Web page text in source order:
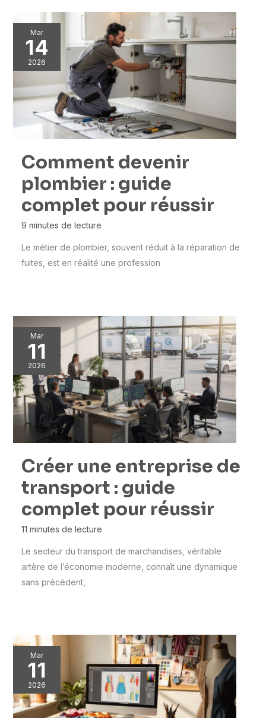
Mar
14
2026
Comment devenir
plombier : guide
complet pour réussir
9 minutes de lecture
Le métier de plombier, souvent réduit à la réparation de
fuites, est en réalité une profession
Mar
11
2026
Créer une entreprise de
transport : guide
complet pour réussir
11 minutes de lecture
Le secteur du transport de marchandises, véritable
artère de l’économie moderne, connaît une dynamique
sans précédent,
Mar
11
2026